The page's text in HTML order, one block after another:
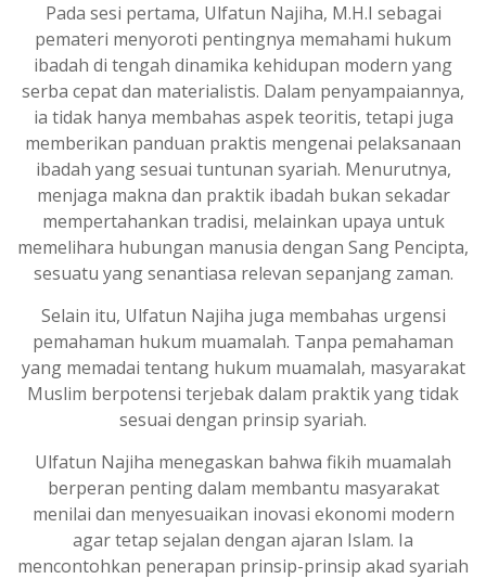
Pada sesi pertama, Ulfatun Najiha, M.H.I sebagai
pemateri menyoroti pentingnya memahami hukum
ibadah di tengah dinamika kehidupan modern yang
serba cepat dan materialistis. Dalam penyampaiannya,
ia tidak hanya membahas aspek teoritis, tetapi juga
memberikan panduan praktis mengenai pelaksanaan
ibadah yang sesuai tuntunan syariah. Menurutnya,
menjaga makna dan praktik ibadah bukan sekadar
mempertahankan tradisi, melainkan upaya untuk
memelihara hubungan manusia dengan Sang Pencipta,
sesuatu yang senantiasa relevan sepanjang zaman.
Selain itu, Ulfatun Najiha juga membahas urgensi
pemahaman hukum muamalah. Tanpa pemahaman
yang memadai tentang hukum muamalah, masyarakat
Muslim berpotensi terjebak dalam praktik yang tidak
sesuai dengan prinsip syariah.
Ulfatun Najiha menegaskan bahwa fikih muamalah
berperan penting dalam membantu masyarakat
menilai dan menyesuaikan inovasi ekonomi modern
agar tetap sejalan dengan ajaran Islam. Ia
mencontohkan penerapan prinsip-prinsip akad syariah